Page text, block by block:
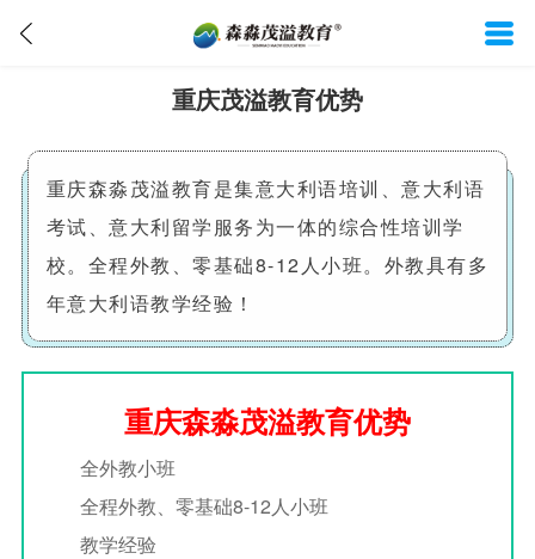
重庆茂溢教育优势
重庆森淼茂溢教育是集意大利语培训、意大利语
考试、意大利留学服务为一体的综合性培训学
校。全程外教、零基础8-12人小班。外教具有多
年意大利语教学经验！
重庆森淼茂溢教育优势
全外教小班
全程外教、零基础8-12人小班
教学经验